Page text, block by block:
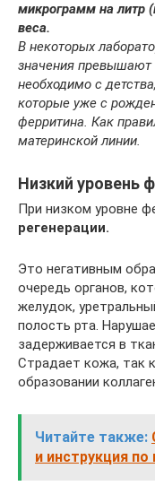
микрограмм на литр
веса.
В некоторых
значения превышают
необходимо с
которые уже с
ферритина. Как
материнской линии.
Низкий уровень
При низком уровне
регенерации.
Это негативным
очередь органов,
желудок,
полость рта.
задерживается в
Страдает кожа, так
образовании
Читайте также:
и инструкция